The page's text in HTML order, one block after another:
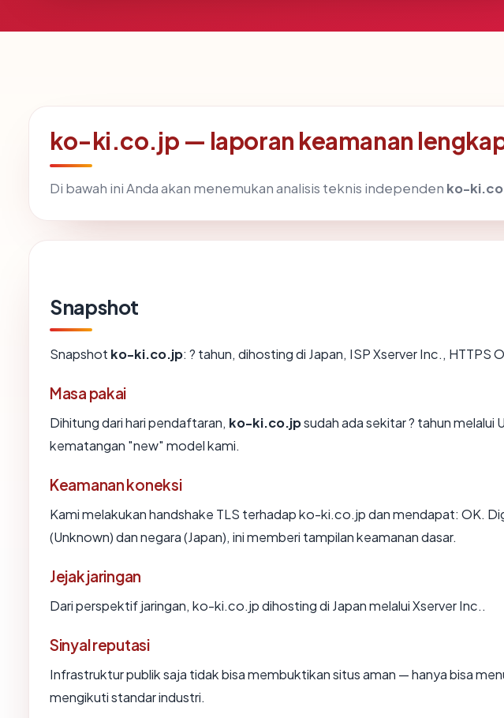
ko-ki.co.jp — laporan keamanan
Di bawah ini Anda akan menemukan analisis teknis independen ko-
Snapshot
Snapshot ko-ki.co.jp: ? tahun, dihosting di Japan, ISP Xserver Inc., HTTPS
Masa pakai
Dihitung dari hari pendaftaran, ko-ki.co.jpsudah ada sekitar ? tahun
kematangan "new" model kami.
Keamanan koneksi
Kami melakukan handshake TLS terhadap ko-ki.co.jp dan mendapat: OK.
(Unknown) dan negara (Japan), ini memberi tampilan keamanan dasar.
Jejak jaringan
Dari perspektif jaringan, ko-ki.co.jp dihosting di Japan melalui Xserver Inc..
Sinyal reputasi
Infrastruktur publik saja tidak bisa membuktikan situs aman — hanya bisa
mengikuti standar industri.